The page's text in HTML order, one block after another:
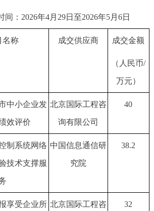
间：2026年4月29日至2026年5月6日
名称 成交供应商 成交金额
（人民币/
万元）
中小企业发
效评价
北京国际工程咨
询有限公司
40
制系统网络
技术支撑服
中国信息通信研
究院
38.2
享受企业所 北京国际工程咨 32